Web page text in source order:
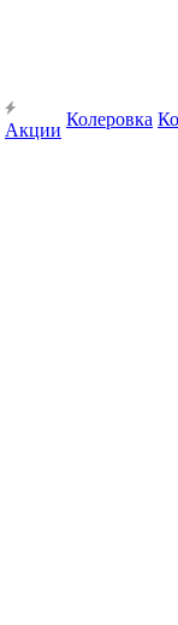
Акции
Колеровка